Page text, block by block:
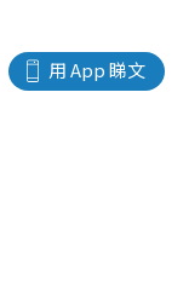
用 App 睇文